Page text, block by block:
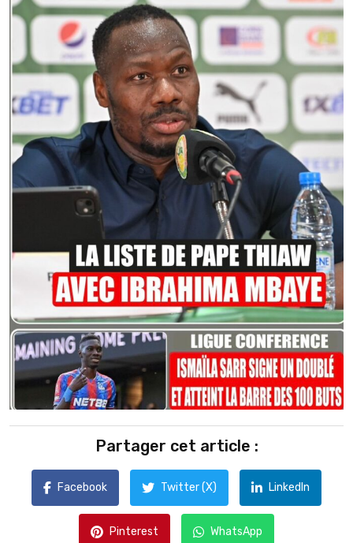
Partager cet article :
Facebook Twitter (X) LinkedIn
Pinterest WhatsApp